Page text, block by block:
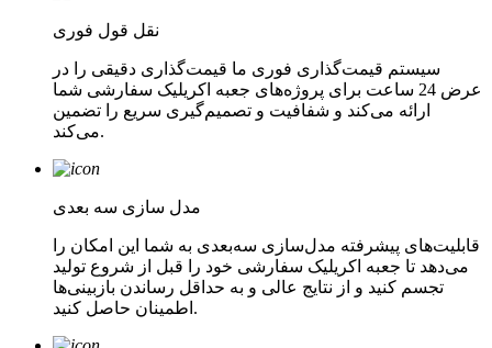
نقل قول فوری
سیستم قیمت‌گذاری فوری ما قیمت‌گذاری دقیقی را در
عرض 24 ساعت برای پروژه‌های جعبه اکریلیک سفارشی شما
ارائه می‌کند و شفافیت و تصمیم‌گیری سریع را تضمین
می‌کند.
مدل سازی سه بعدی
قابلیت‌های پیشرفته مدل‌سازی سه‌بعدی به شما این امکان را
می‌دهد تا جعبه اکریلیک سفارشی خود را قبل از شروع تولید
تجسم کنید و از نتایج عالی و به حداقل رساندن بازبینی‌ها
اطمینان حاصل کنید.